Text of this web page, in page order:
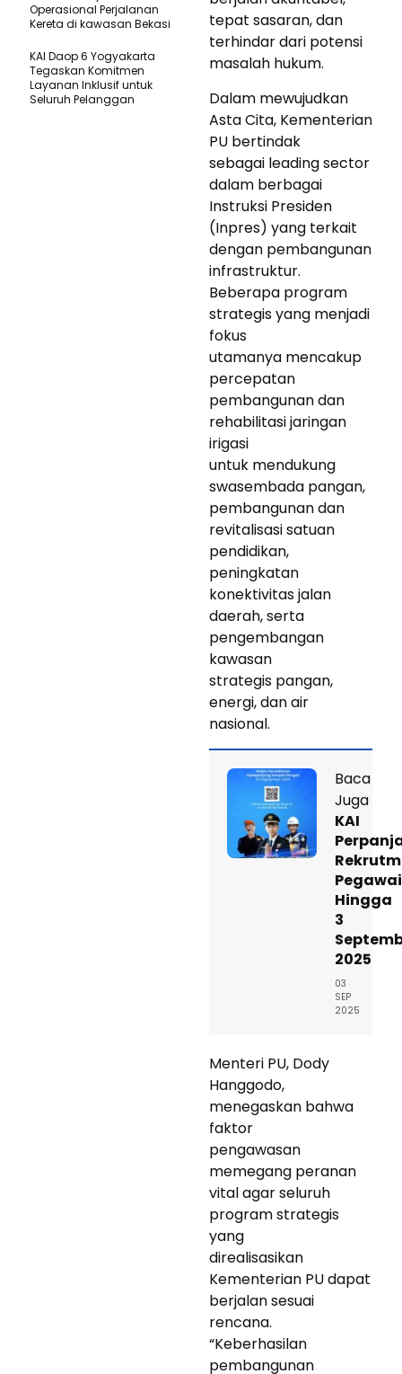
tepat sasaran, dan
terhindar dari potensi
masalah hukum.
Dalam mewujudkan
Asta Cita, Kementerian
PU bertindak
sebagai leading sector
dalam berbagai
Instruksi Presiden
(Inpres) yang terkait
dengan pembangunan
infrastruktur.
Beberapa program
strategis yang menjadi
fokus
utamanya mencakup
percepatan
pembangunan dan
rehabilitasi jaringan
irigasi
untuk mendukung
swasembada pangan,
pembangunan dan
revitalisasi satuan
pendidikan,
peningkatan
konektivitas jalan
daerah, serta
pengembangan
kawasan
strategis pangan,
energi, dan air
nasional.
Baca
Juga
KAI
Pegawai
Hingga
3
2025
03
SEP
2025
Menteri PU, Dody
Hanggodo,
menegaskan bahwa
faktor
pengawasan
memegang peranan
vital agar seluruh
program strategis
yang
direalisasikan
Kementerian PU dapat
berjalan sesuai
rencana.
“Keberhasilan
pembangunan
Operasional Perjalanan
Kereta di kawasan Bekasi
KAI Daop 6 Yogyakarta
Tegaskan Komitmen
Layanan Inklusif untuk
Seluruh Pelanggan